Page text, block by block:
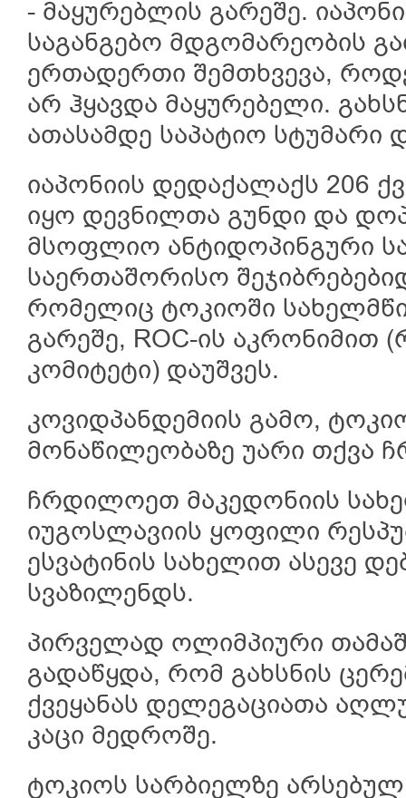
- მაყურებლის გარეშე.
საგანგებო მდგომარეობის
ერთადერთი შემთხვევა,
არ ჰყავდა მაყურებელი.
ათასამდე საპატიო სტუმარი
იაპონიის დედაქალაქს 206
იყო დევნილთა გუნდი და
მსოფლიო ანტიდოპინგური
საერთაშორისო
რომელიც ტოკიოში
გარეშე, ROC-ის აკრონიმით
კომიტეტი) დაუშვეს.
კოვიდპანდემიის გამო,
მონაწილეობაზე უარი თქვა
ჩრდილოეთ მაკედონიის
იუგოსლავიის ყოფილი
ესვატინის სახელით ასევე
სვაზილენდს.
პირველად ოლიმპიური
გადაწყდა, რომ გახსნის
ქვეყანას დელეგაციათა
კაცი მედროშე.
ტოკიოს სარბიელზე